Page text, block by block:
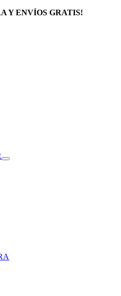
Y ENVÍOS GRATIS!